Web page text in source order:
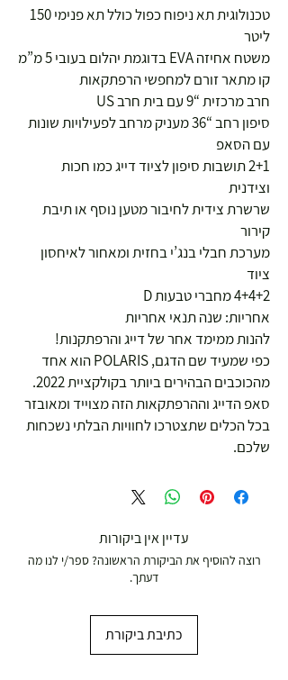
טכנולוגית תא ניפוח כפול כולל תא פנימי 150
ליטר
משטח אחיזה EVA בדוגמת יהלום בעובי 5 מ”מ
קו מתאר זורם למחפשי הרפתקאות
חרב מרכזית “9 עם בית חרב US
סיפון רחב “36 מעניק מרחב לפעילויות שונות
עם הסאפ
2+1 תושבות סיפון לציוד דייג כמו חכות
וצידנית
שרשרת צידית לחיבור מטען נוסף או תיבת
קירור
מערכת חבלי בנג’י בחזית ומאחור לאיחסון
ציוד
4+4+2 מחברי טבעות D
אחריות: שנה תנאי אחריות
להנות ממימד אחר של דייג והרפתקנות!
כפי שמעיד שם הדגם, POLARIS הוא אחד
מהכוכבים הבהירים ביותר בקולקציית 2022.
סאפ הדייג וההרפתקאות הזה מצוייד ומאובזר
בכל הכלים שתצטרכו לחוויות הבלתי נשכחות
שלכם.
עדיין אין ביקורות
רוצה להוסיף את הביקורת הראשונה? ספר/י לנו מה
דעתך.
כתיבת ביקורת